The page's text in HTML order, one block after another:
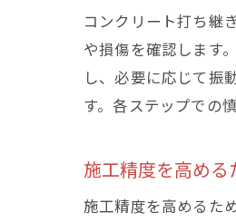
コンクリート打ち継
や損傷を確認します
し、必要に応じて振
す。各ステップでの
施工精度を高める
施工精度を高めるた